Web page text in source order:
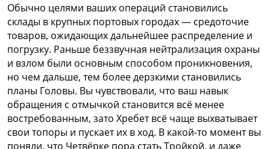
Обычно целями ваших операций становились
склады в крупных портовых городах — средоточие
товаров, ожидающих дальнейшее распределение и
погрузку. Раньше беззвучная нейтрализация охраны
и взлом были основным способом проникновения,
но чем дальше, тем более дерзкими становились
планы Головы. Вы чувствовали, что ваш навык
обращения с отмычкой становится всё менее
востребованным, зато Хребет всё чаще выхватывает
свои топоры и пускает их в ход. В какой-то момент вы
поняли, что Четвёрке пора стать Тройкой, и даже